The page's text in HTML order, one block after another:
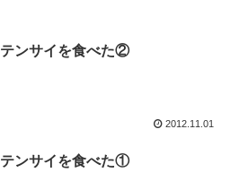
テンサイを食べた②
2012.11.01
テンサイを食べた①